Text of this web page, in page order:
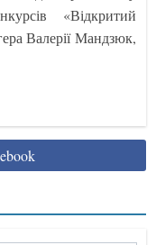
«Відкритий
Валерії Мандзюк,